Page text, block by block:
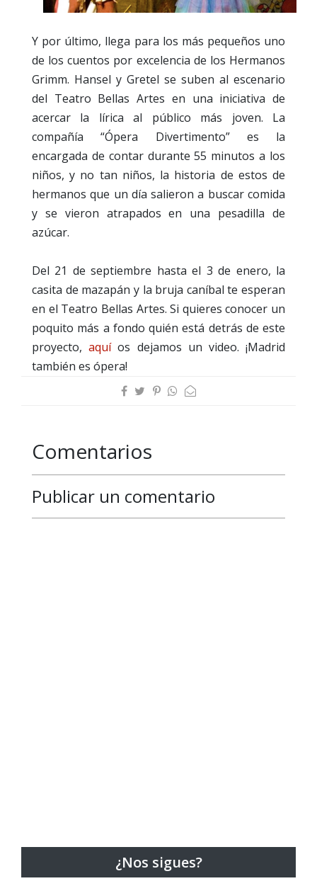
Y por último, llega para los más pequeños uno
de los cuentos por excelencia de los Hermanos
Grimm. Hansel y Gretel se suben al escenario
del Teatro Bellas Artes en una iniciativa de
acercar la lírica al público más joven. La
compañía “Ópera Divertimento” es la
encargada de contar durante 55 minutos a los
niños, y no tan niños, la historia de estos de
hermanos que un día salieron a buscar comida
y se vieron atrapados en una pesadilla de
azúcar.
Del 21 de septiembre hasta el 3 de enero, la
casita de mazapán y la bruja caníbal te esperan
en el Teatro Bellas Artes. Si quieres conocer un
poquito más a fondo quién está detrás de este
proyecto,aquíos dejamos un video. ¡Madrid
también es ópera!
Comentarios
Publicar un comentario
¿Nos sigues?